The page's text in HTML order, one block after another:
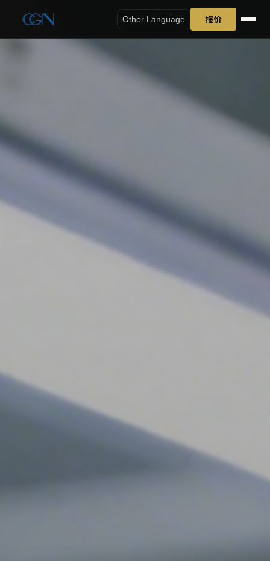
Other Language 报价